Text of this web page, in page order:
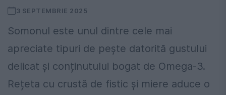
3 SEPTEMBRIE 2025
Somonul este unul dintre cele mai
apreciate tipuri de pește datorită gustului
delicat și conținutului bogat de Omega-3.
Rețeta cu crustă de fistic și miere aduce o